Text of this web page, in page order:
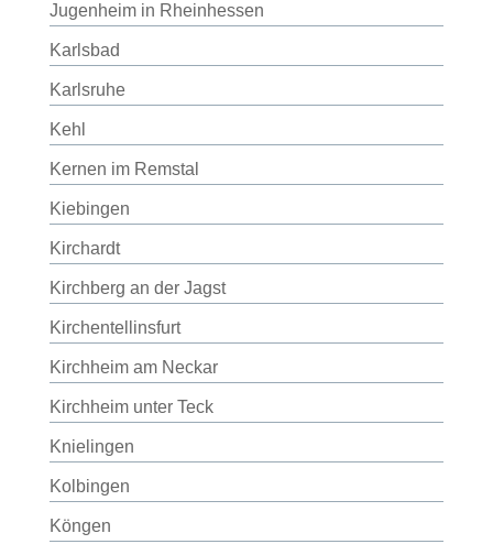
Jugenheim in Rheinhessen
Karlsbad
Karlsruhe
Kehl
Kernen im Remstal
Kiebingen
Kirchardt
Kirchberg an der Jagst
Kirchentellinsfurt
Kirchheim am Neckar
Kirchheim unter Teck
Knielingen
Kolbingen
Köngen